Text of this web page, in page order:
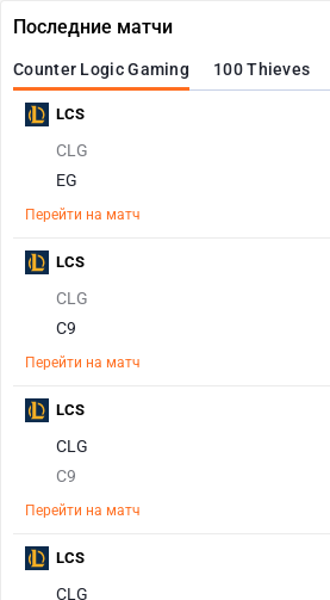
Последние матчи
Counter Logic Gaming 100 Thieves
CLG
EG
Перейти на матч
LCS
CLG
C9
Перейти на матч
LCS
CLG
C9
Перейти на матч
LCS
CLG
LCS